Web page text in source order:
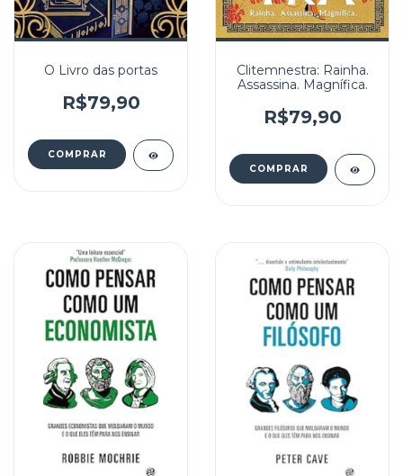
O Livro das portas
R$79,90
Clitemnestra: Rainha.
Assassina. Magnífica.
R$79,90